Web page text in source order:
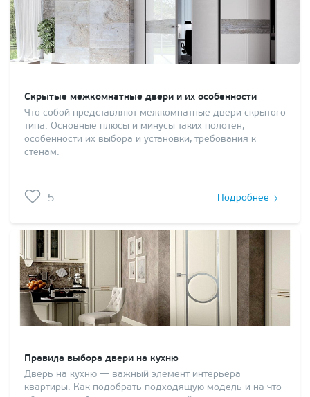
Скрытые межкомнатные двери и их особенности
Что собой представляют межкомнатные двери скрытого
типа. Основные плюсы и минусы таких полотен,
особенности их выбора и установки, требования к
стенам.
5 Подробнее
Правила выбора двери на кухню
Дверь на кухню — важный элемент интерьера
квартиры. Как подобрать подходящую модель и на что